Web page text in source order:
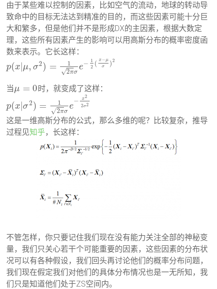
由于某些难以控制的因素，比如空气的流动，地球的转动导
致命中的目标无法达到精准的目的，而这些因素可能十分巨
大和繁多，但是他们并不是形成DX的主因素，根据大数定
理，这些所有因素产生的影响可以用高斯分布的概率密度函
数来表示。它长这样：
p(x|μ, σ2) =
1
2π
√ σ
e− 1
2 ( x −μ
σ
)2
当μ = 0时，就变成了这样：
p(x|σ2) =
1
2π
√ σ
e
− x2
2σ2
这是一维高斯分布的公式，那么多维的呢？比较复杂，推导
过程见知乎，长这样：
不管怎样，你只要记住我们现在没有能力关注全部的神秘变
量，我们只关心若干个可能重要的因素，这些因素的分布状
况可以有各种假设，我们回头再讨论他们的概率分布问题，
我们现在假定我们对他们的具体分布情况也是一无所知，我
们只是知道他们处于ZS空间内。